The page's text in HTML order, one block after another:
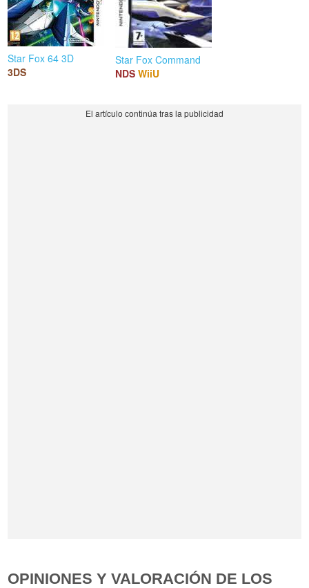
Star Fox 64 3D
3DS
Star Fox Command
NDS WiiU
OPINIONES Y VALORACIÓN DE LOS